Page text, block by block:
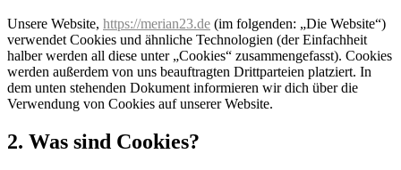
Unsere Website, https://merian23.de (im folgenden: „Die Website“)
verwendet Cookies und ähnliche Technologien (der Einfachheit
halber werden all diese unter „Cookies“ zusammengefasst). Cookies
werden außerdem von uns beauftragten Drittparteien platziert. In
dem unten stehenden Dokument informieren wir dich über die
Verwendung von Cookies auf unserer Website.
2. Was sind Cookies?